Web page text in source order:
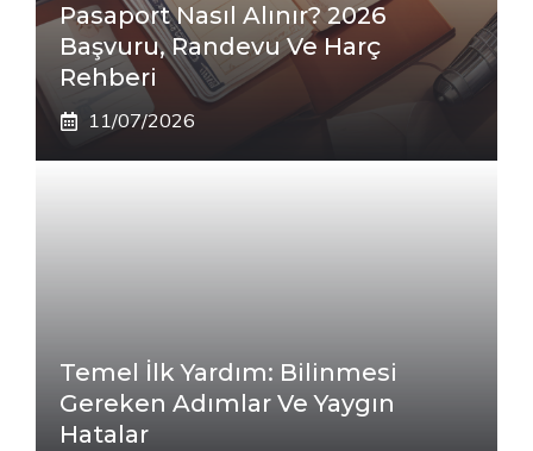
Pasaport Nasıl Alınır? 2026
Başvuru, Randevu Ve Harç
Rehberi
11/07/2026
Temel İlk Yardım: Bilinmesi
Gereken Adımlar Ve Yaygın
Hatalar